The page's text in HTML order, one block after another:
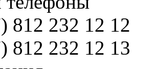
812 232 12 12
812 232 12 13